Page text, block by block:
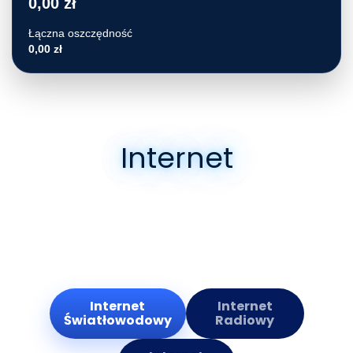
Łączna oszczędność
0,00 zł
Internet
Internet
Światłowodowy
Internet
Radiowy